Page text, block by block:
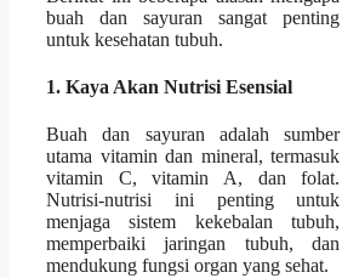
buah dan sayuran sangat penting
untuk kesehatan tubuh.
1. Kaya Akan Nutrisi Esensial
Buah dan sayuran adalah sumber
utama vitamin dan mineral, termasuk
vitamin C, vitamin A, dan folat.
Nutrisi-nutrisi ini penting untuk
menjaga sistem kekebalan tubuh,
memperbaiki jaringan tubuh, dan
mendukung fungsi organ yang sehat.